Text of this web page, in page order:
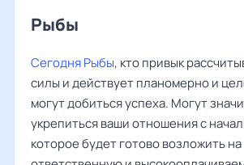
Рыбы ‌‌
Сегодня Рыбы, кто привык
силы и действует планомерно и
могут добиться успеха. Могут
укрепиться ваши отношения с
которое будет готово возложить